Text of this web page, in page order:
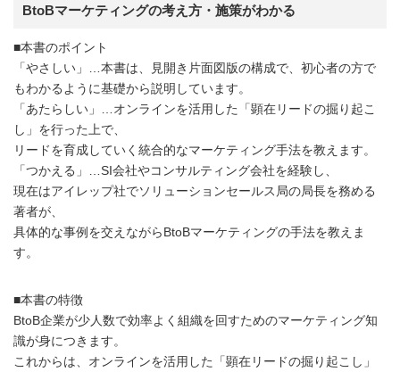
BtoBマーケティングの考え方・施策がわかる
■本書のポイント
「やさしい」…本書は、見開き片面図版の構成で、初心者の方で
もわかるように基礎から説明しています。
「あたらしい」…オンラインを活用した「顕在リードの掘り起こ
し」を行った上で、
リードを育成していく統合的なマーケティング手法を教えます。
「つかえる」…SI会社やコンサルティング会社を経験し、
現在はアイレップ社でソリューションセールス局の局長を務める
著者が、
具体的な事例を交えながらBtoBマーケティングの手法を教えま
す。
■本書の特徴
BtoB企業が少人数で効率よく組織を回すためのマーケティング知
識が身につきます。
これからは、オンラインを活用した「顕在リードの掘り起こし」